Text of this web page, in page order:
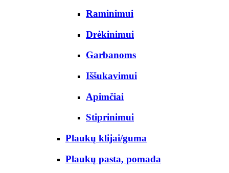
Raminimui
Drėkinimui
Garbanoms
Iššukavimui
Apimčiai
Stiprinimui
Plaukų klijai/guma
Plaukų pasta, pomada